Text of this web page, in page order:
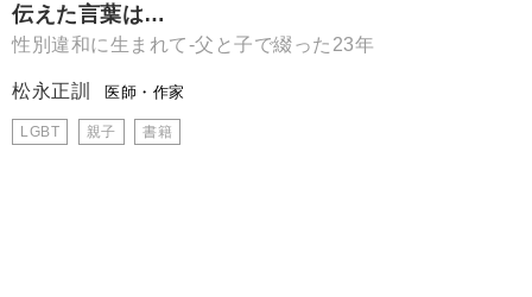
伝えた言葉は…
性別違和に生まれて-父と子で綴った23年
松永正訓 医師・作家
LGBT 親子 書籍